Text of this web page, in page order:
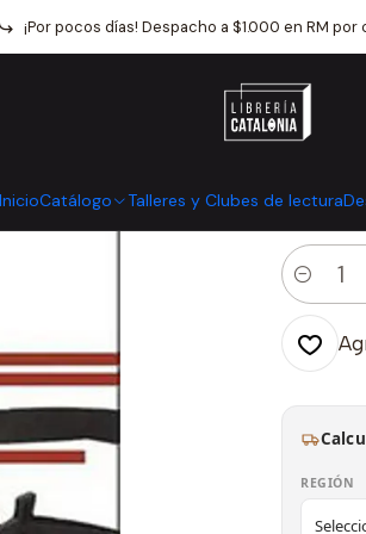
InicioCatálogo Talleres y Clubes de lectura
¡Por pocos días! Despacho a $1.000 en RM
Catálogo Narrativa Literatura
|
Cantidad
REGIÓN